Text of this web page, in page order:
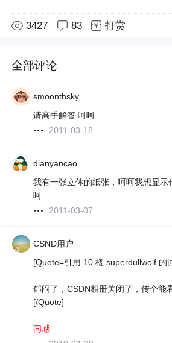
3427 83 打赏
全部评论
smoonthsky
请高手解答 呵呵
2011-03-18
dianyancao
我有一张立体的纸张，呵呵我想显示
呵
2011-03-07
CSND用户
[Quote=引用 10 楼 superdullwolf 的
郁闷了，CSDN相册关闭了，传个能
[/Quote]
同感